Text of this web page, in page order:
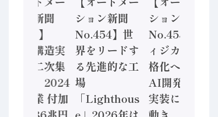
構造実
二次集
」2024
業 付加
ション新聞
No.454】世
界をリードす
る先進的な工
場
「Lighthous
ション新聞
No.453】フ
ィジカルAI本
格化へ 国産
AI開発や社会
実装に活発な